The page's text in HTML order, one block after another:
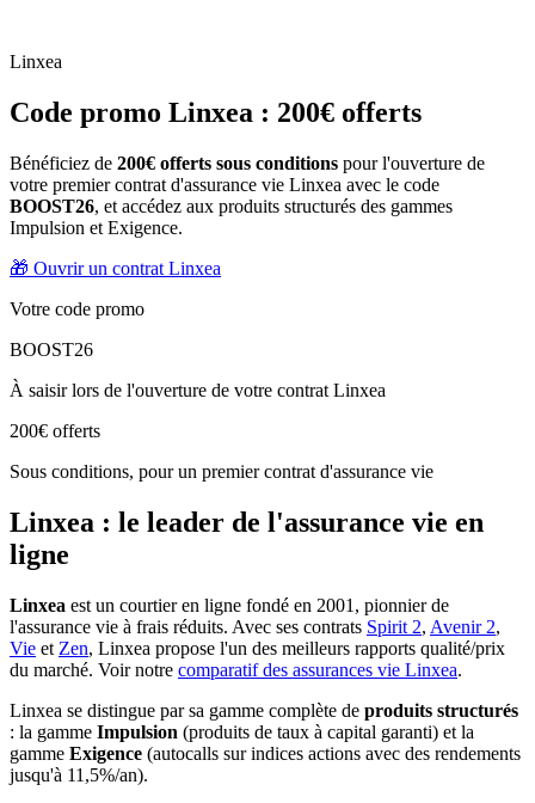
Linxea
Code promo Linxea : 200€ offerts
Bénéficiez de 200€ offerts sous conditions pour l'ouverture de
votre premier contrat d'assurance vie Linxea avec le code
BOOST26, et accédez aux produits structurés des gammes
Impulsion et Exigence.
🎁 Ouvrir un contrat Linxea
Votre code promo
BOOST26
À saisir lors de l'ouverture de votre contrat Linxea
200€ offerts
Sous conditions, pour un premier contrat d'assurance vie
Linxea : le leader de l'assurance vie en
ligne
Linxea est un courtier en ligne fondé en 2001, pionnier de
l'assurance vie à frais réduits. Avec ses contrats Spirit 2, Avenir 2,
Vie et Zen, Linxea propose l'un des meilleurs rapports qualité/prix
du marché. Voir notre comparatif des assurances vie Linxea.
Linxea se distingue par sa gamme complète de produits structurés
: la gamme Impulsion (produits de taux à capital garanti) et la
gamme Exigence (autocalls sur indices actions avec des rendements
jusqu'à 11,5%/an).